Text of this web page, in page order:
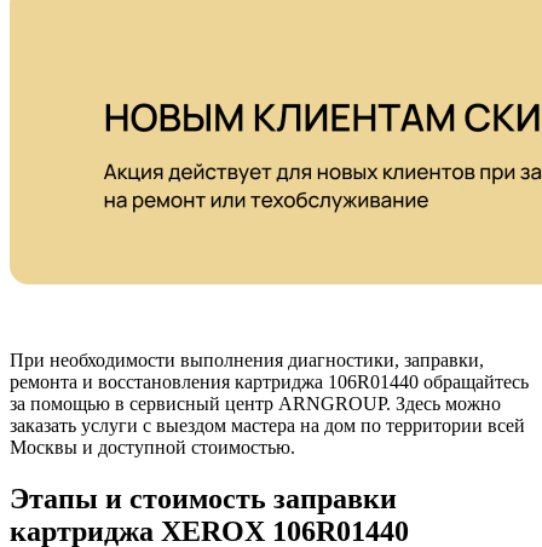
При необходимости выполнения диагностики, заправки,
ремонта и восстановления картриджа 106R01440 обращайтесь
за помощью в сервисный центр ARNGROUP. Здесь можно
заказать услуги с выездом мастера на дом по территории всей
Москвы и доступной стоимостью.
Этапы и стоимость заправки
картриджа XEROX 106R01440